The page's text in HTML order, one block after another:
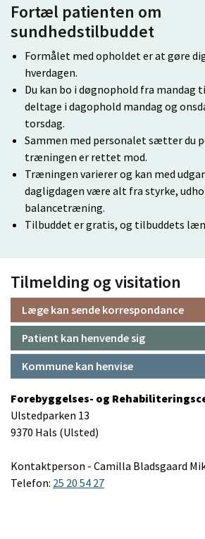
Fortæl patienten om
sundhedstilbuddet
Formålet med opholdet er at gøre
hverdagen.
Du kan bo i døgnophold fra mandag
deltage i dagophold mandag og
torsdag.
Sammen med personalet sætter du
træningen er rettet mod.
Træningen varierer og kan med
dagligdagen være alt fra styrke,
balancetræning.
Tilbuddet er gratis, og tilbuddets
Tilmelding og visitation
Læge kan sende korrespondance
Patient kan henvende sig
Kommune kan henvise
Forebyggelses- og
Ulstedparken 13
9370 Hals (Ulsted)
Kontaktperson - Camilla Bladsgaard
Telefon: 25 20 54 27